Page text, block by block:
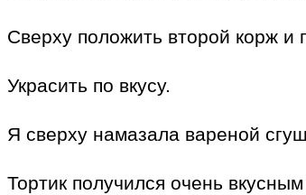
Сверху положить второй корж и
Украсить по вкусу.
Я сверху намазала вареной
Тортик получился очень